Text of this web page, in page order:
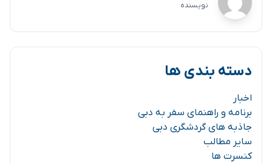
نویسنده
دسته بندی ها
اخبار
برنامه و راهنمای سفر به دبی
جاذبه های گردشگری دبی
سایر مطالب
کنسرت ها